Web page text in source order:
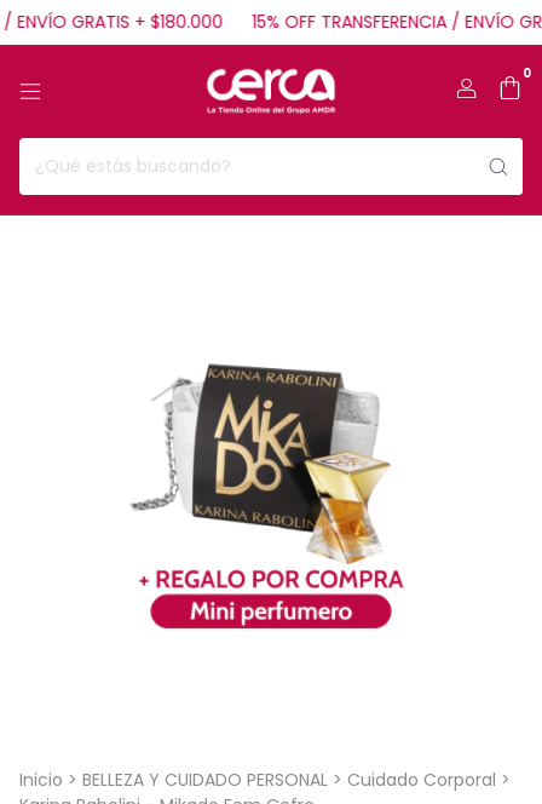
ENVÍO GRATIS + $180.000 15% OFF TRANSFERENCIA / ENVÍO
0
Inicio > BELLEZA Y CUIDADO PERSONAL > Cuidado Corporal >